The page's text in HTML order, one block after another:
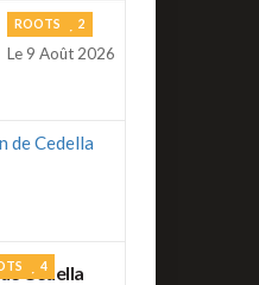
ROOTS 2
Le 9 Août 2026
Cedella
4